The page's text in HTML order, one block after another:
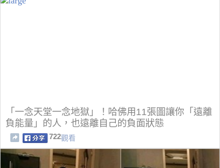
「一念天堂一念地獄」！哈佛用11張圖讓你「遠離
負能量」的人，也遠離自己的負面狀態
722觀看